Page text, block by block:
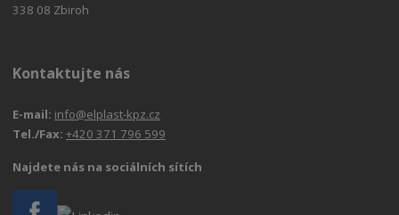
338 08 Zbiroh
Kontaktujte nás
E-mail: info@elplast-kpz.cz
Tel./Fax:+420 371 796 599
Najdete nás na sociálních sítích